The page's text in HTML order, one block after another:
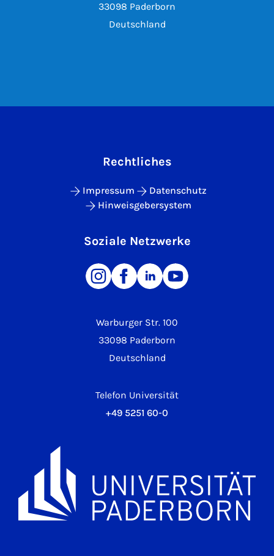
33098 Paderborn
Deutschland
Warburger Str. 100
33098 Paderborn
Deutschland
Telefon Universität
+49 5251 60-0
Rechtliches
Impressum
Datenschutz
Hinweisgebersystem
Soziale Netzwerke